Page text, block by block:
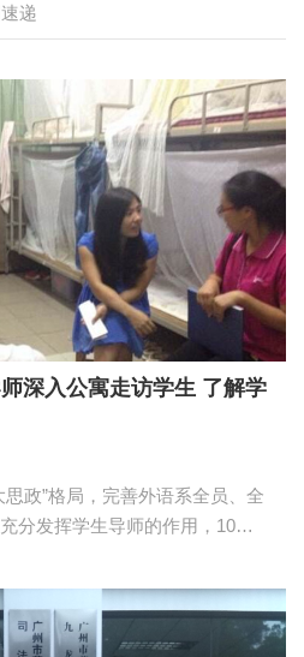
递
深入公寓走访学生 了解学
政”格局，完善外语系全员、全
分发挥学生导师的作用，10月
学长的引领下，走访了外语系
生在公寓中的生活状态、学习